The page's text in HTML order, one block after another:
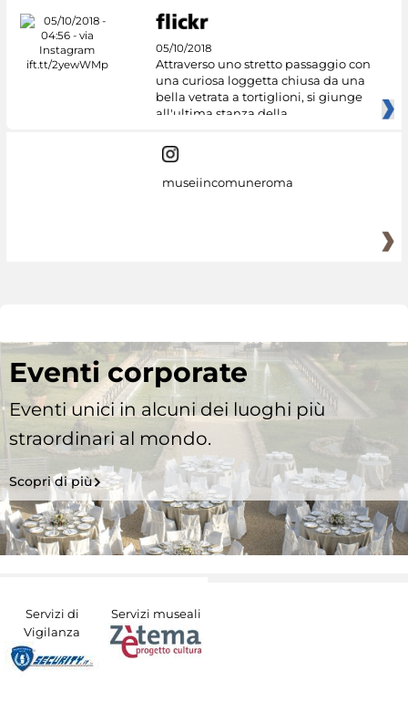
05/10/2018
Attraverso uno stretto passaggio con
una curiosa loggetta chiusa da una
bella vetrata a tortiglioni, si giunge
all'ultima stanza della
museiincomuneroma
Eventi corporate
Eventi unici in alcuni dei luoghi più
straordinari al mondo.
Scopri di più
Servizi di
Vigilanza
Servizi museali